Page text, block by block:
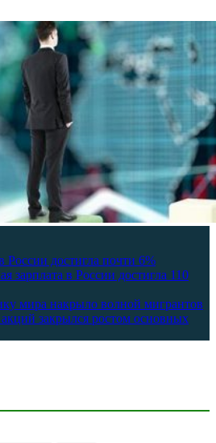
России достигла почти 6%
зарплата в России достигла 110
мира накрыло волной мигрантов
закрылся ростом основных